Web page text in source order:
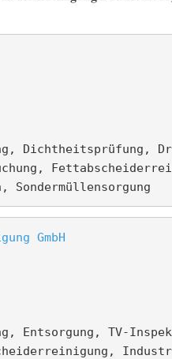
Dichtheitsprüfung,
Sondermüllensorgung
GmbH
Entsorgung, TV-